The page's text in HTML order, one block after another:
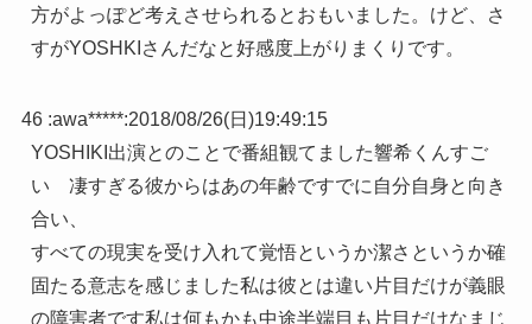
方がよっぽど考えさせられるとおもいました。けど、さ
すがYOSHKIさんだなと好感度上がりまくりです。
46 :awa*****:2018/08/26(日)19:49:15
YOSHIKI出演とのことで番組観てました響希くんすご
い 凄すぎる彼からはあの年齢ですでに自分自身と向き
合い、
すべての現実を受け入れて覚悟というか潔さというか確
固たる意志を感じました私は彼とは違い片目だけが義眼
の障害者です私は何もかも中途半端目も片目だけなまじ